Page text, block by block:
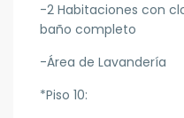
-2 Habitaciones con
baño completo
-Área de Lavandería
*Piso 10: